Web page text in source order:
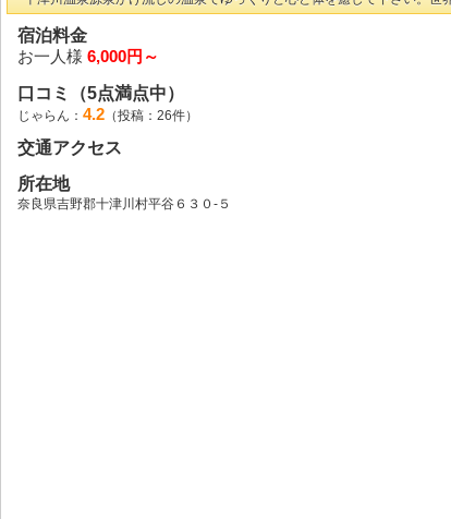
宿泊料金
お一人様 6,000円～
口コミ（5点満点中）
じゃらん： 4.2 （投稿：26件）
交通アクセス
所在地
奈良県吉野郡十津川村平谷６３０‐５